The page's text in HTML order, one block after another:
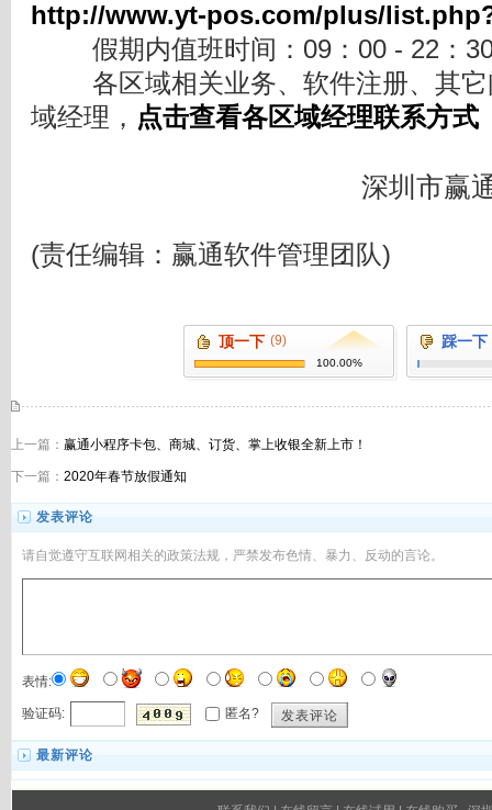
http://www.yt-pos.com/plus/
假期内值班时间：09：00 - 22：
各区域相关业务、软件注册、其它
域经理， 点击查看各区域经理联系方式
深圳市赢
(责任编辑：赢通软件管理团队)
顶一下 (9)
100.00%
踩一下
上一篇： 赢通小程序卡包、商城、订货、掌上收银全新上市！
下一篇： 2020年春节放假通知
发表评论
请自觉遵守互联网相关的政策法规，严禁发布色情、暴力、反动的言论。
表情:
验证码: 匿名? 发表评论
最新评论